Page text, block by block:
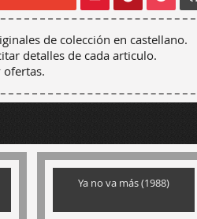
de colección en castellano.
detalles de cada articulo.
ofertas.
Ya no va más (1988)